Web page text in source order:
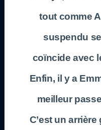
tout comme
suspendu
coïncide avec
Enfin, il y a
meilleur
C’est un